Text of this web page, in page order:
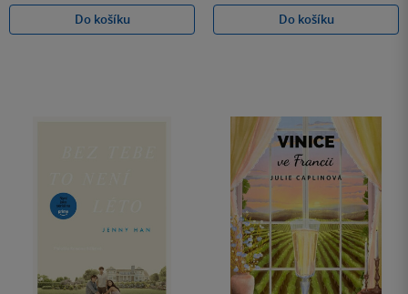
Do košíku
Do košíku